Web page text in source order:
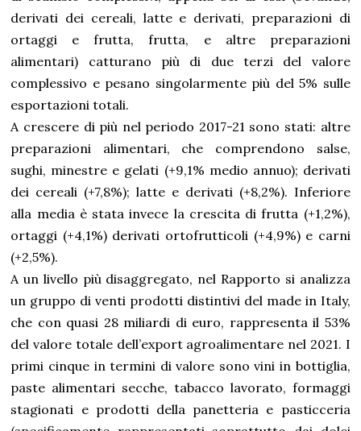
derivati dei cereali, latte e derivati, preparazioni di
ortaggi e frutta, frutta, e altre preparazioni
alimentari) catturano più di due terzi del valore
complessivo e pesano singolarmente più del 5% sulle
esportazioni totali.
A crescere di più nel periodo 2017-21 sono stati: altre
preparazioni alimentari, che comprendono salse,
sughi, minestre e gelati (+9,1% medio annuo); derivati
dei cereali (+7,8%); latte e derivati (+8,2%). Inferiore
alla media è stata invece la crescita di frutta (+1,2%),
ortaggi (+4,1%) derivati ortofrutticoli (+4,9%) e carni
(+2,5%).
A un livello più disaggregato, nel Rapporto si analizza
un gruppo di venti prodotti distintivi del made in Italy,
che con quasi 28 miliardi di euro, rappresenta il 53%
del valore totale dell’export agroalimentare nel 2021. I
primi cinque in termini di valore sono vini in bottiglia,
paste alimentari secche, tabacco lavorato, formaggi
stagionati e prodotti della panetteria e pasticceria